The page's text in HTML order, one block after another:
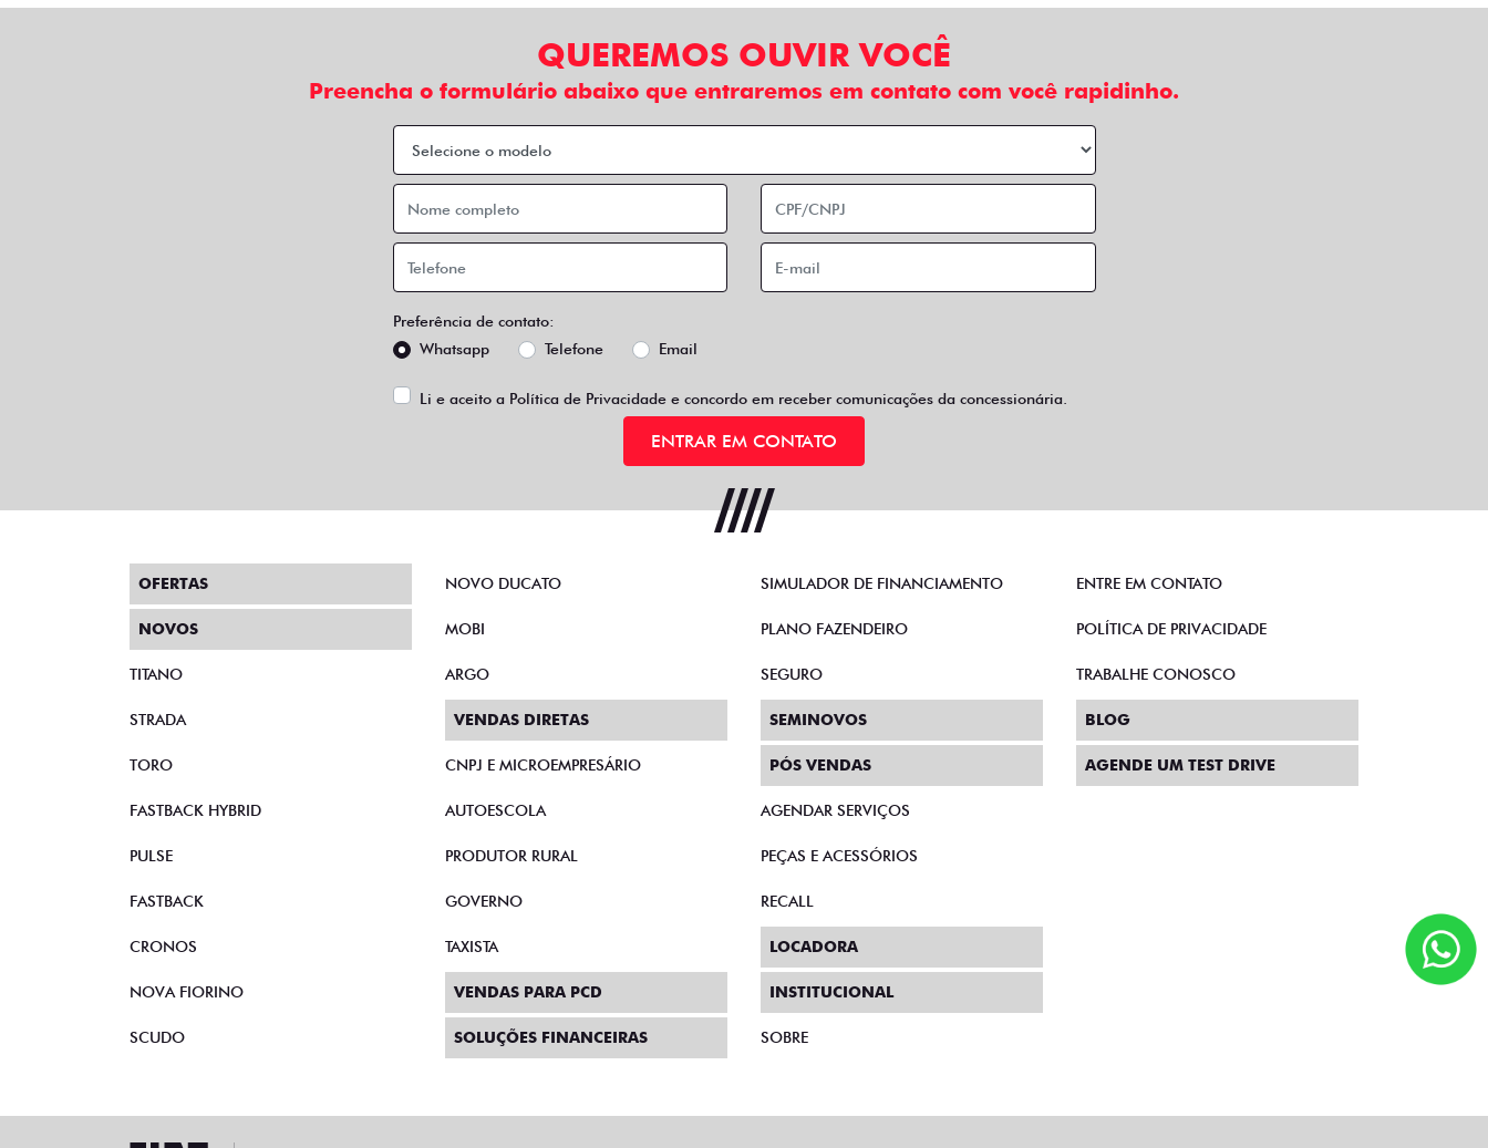
QUEREMOS OUVIR VOCÊ
Preencha o formulário abaixo que entraremos em contato com você rapidinho.
Preferência de contato:
Whatsapp
Telefone Email
Li e aceito a Política de Privacidadee concordo em receber comunicações da concessionária.
ENTRAR EM CONTATO
OFERTAS
NOVOS
TITANO
STRADA
TORO
FASTBACK HYBRID
PULSE
FASTBACK
CRONOS
NOVA FIORINO
SCUDO
NOVO DUCATO
MOBI
ARGO
VENDAS DIRETAS
CNPJ E MICROEMPRESÁRIO
AUTOESCOLA
PRODUTOR RURAL
GOVERNO
TAXISTA
VENDAS PARA PCD
SOLUÇÕES FINANCEIRAS
SIMULADOR DE FINANCIAMENTO
PLANO FAZENDEIRO
SEGURO
SEMINOVOS
PÓS VENDAS
AGENDAR SERVIÇOS
PEÇAS E ACESSÓRIOS
RECALL
LOCADORA
INSTITUCIONAL
SOBRE
ENTRE EM CONTATO
POLÍTICA DE PRIVACIDADE
TRABALHE CONOSCO
BLOG
AGENDE UM TEST DRIVE